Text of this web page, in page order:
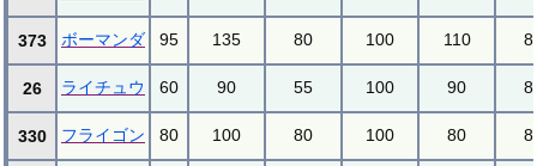
373 ボーマンダ 95 135 80 100 110
26 ライチュウ 60 90 55 100 90
330 フライゴン 80 100 80 100 80